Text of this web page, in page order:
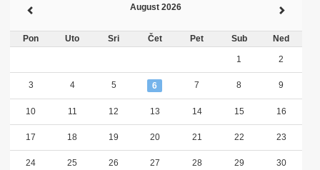
August 2026
Pon Uto Sri Čet Pet Sub Ned
1 2
3 4 5 6 7 8 9
10 11 12 13 14 15 16
17 18 19 20 21 22 23
24 25 26 27 28 29 30